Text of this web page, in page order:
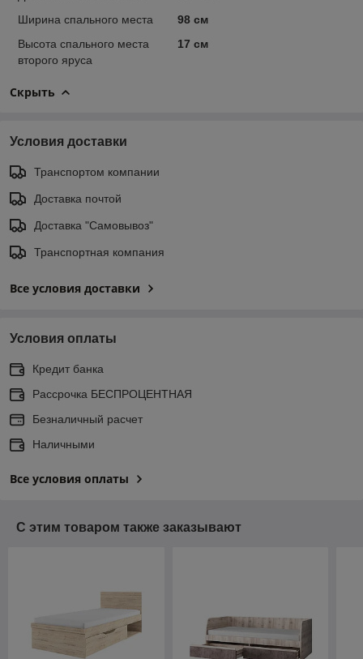
Ширина спального места
98 см
Высота спального места
второго яруса
17 см
Скрыть
Условия доставки
Транспортом компании
Доставка почтой
Доставка "Самовывоз"
Транспортная компания
Все условия доставки
Условия оплаты
Кредит банка
Рассрочка БЕСПРОЦЕНТНАЯ
Безналичный расчет
Наличными
Все условия оплаты
С этим товаром также заказывают